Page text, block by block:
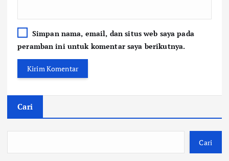
Simpan nama, email, dan situs web saya pada
peramban ini untuk komentar saya berikutnya.
Cari
Cari